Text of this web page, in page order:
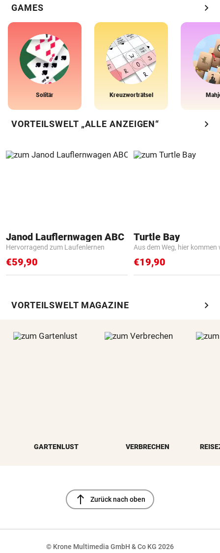
GAMES chevron_right
Solitär Kreuzworträtsel
VORTEILSWELT „ALLE ANZEIGEN“ chevron_right
Janod Lauflernwagen ABC
Hervorragend zum Laufenlernen
€59,90
Turtle Bay
Aus dem Weg, hier kommen
€19,90
VORTEILSWELT MAGAZINE chevron_right
GARTENLUST VERBRECHEN
north Zurück nach oben
© Krone Multimedia GmbH & Co KG 2026